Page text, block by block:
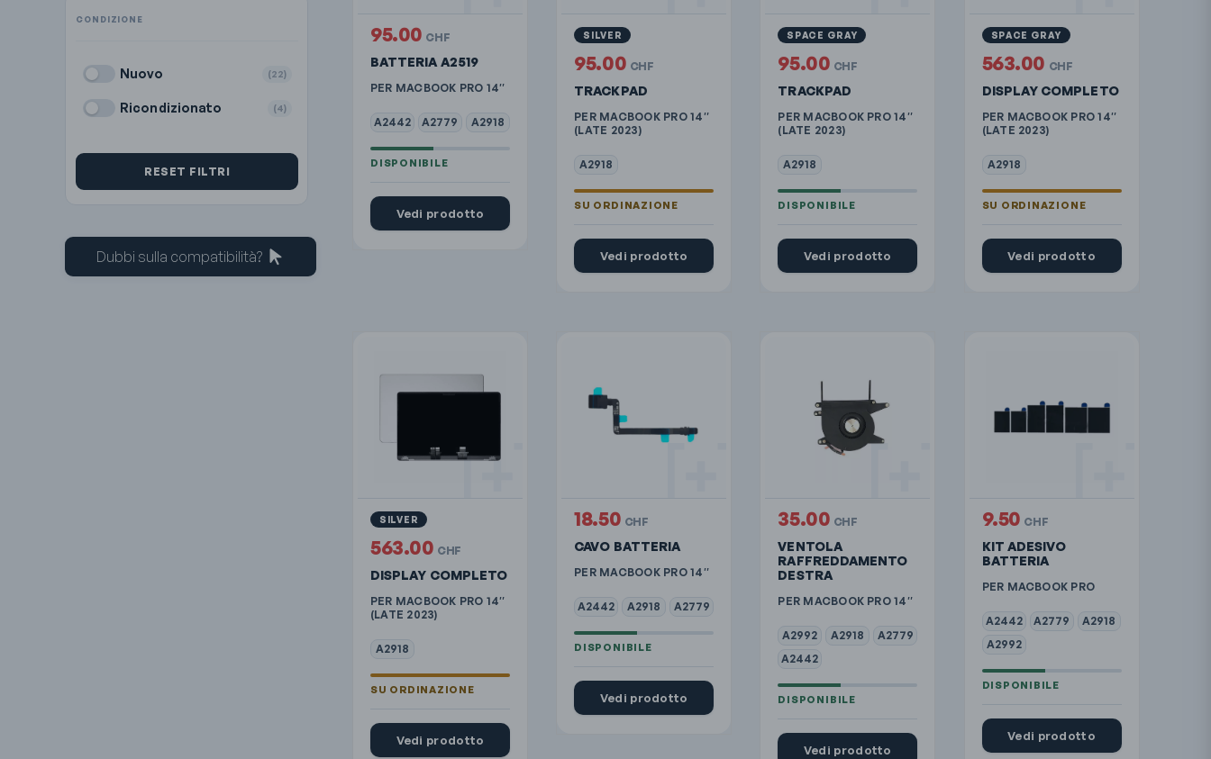
Nuovo (22)
Ricondizionato (4)
RESET FILTRI
Dubbi sulla compatibilità?
BATTERIA A2519
PER MACBOOK PRO 14″
A2442 A2779 A2918
95.00 CHF
Vedi prodotto
TRACKPAD
PER MACBOOK PRO 14″
(LATE 2023)
A2918
SILVER
95.00 CHF
Vedi prodotto
TRACKPAD
PER MACBOOK PRO 14″
(LATE 2023)
A2918
SPACE GRAY
95.00 CHF
Vedi prodotto
DISPLAY COMPLETO
PER MACBOOK PRO 14″
(LATE 2023)
A2918
SPACE GRAY
563.00 CHF
Vedi prodotto
DISPLAY COMPLETO
PER MACBOOK PRO 14″
(LATE 2023)
A2918
SILVER
563.00 CHF
Vedi prodotto
CAVO BATTERIA
PER MACBOOK PRO 14″
A2442 A2918 A2779
18.50 CHF
Vedi prodotto
VENTOLA
RAFFREDDAMENTO
DESTRA
PER MACBOOK PRO 14″
A2992 A2918
A2779
A2442
35.00 CHF
Vedi prodotto
KIT ADESIVO
BATTERIA
PER MACBOOK PRO
A2442 A2779
A2918
A2992
9.50 CHF
Vedi prodotto